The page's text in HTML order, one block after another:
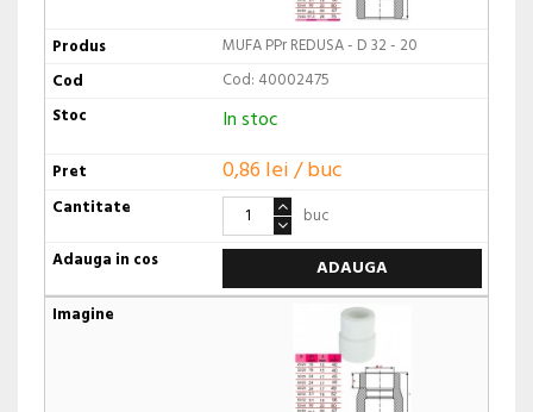
MUFA PPr REDUSA - D 32 - 20
Cod: 40002475
In stoc
0,86 lei / buc
buc
ADAUGA